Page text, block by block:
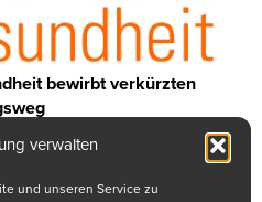
verwalten
und unseren Service zu
bewirbt verkürzten